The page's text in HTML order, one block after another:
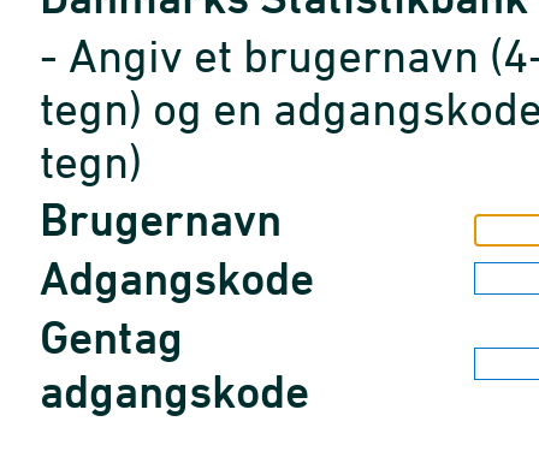
- Angiv et brugernavn
tegn) og en
tegn)
Brugernavn
Adgangskode
Gentag
adgangskode